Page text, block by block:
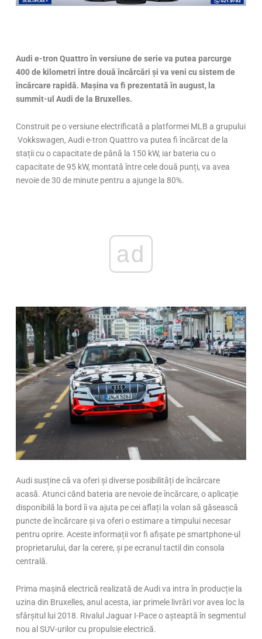
Audi e-tron Quattroîn versiune de serie va putea parcurge
400 de kilometri între două încărcări și va veni cu sistem de
încărcare rapidă. Mașina va fi prezentată în august, la
summit-ul Audi de la Bruxelles.
Construit pe o versiune electrificată a platformei MLB a grupului
Vokkswagen, Audi e-tron Quattro va putea fi încărcat de la
stații cu o capacitate de până la 150 kW, iar bateria cu o
capacitate de 95 kW, montată între cele două punți, va avea
nevoie de 30 de minute pentru a ajunge la 80%.
ad
Audi susține că va oferi și diverse posibilități de încărcare
acasă. Atunci când bateria are nevoie de încărcare, o aplicație
disponibilă la bord îi va ajuta pe cei aflați la volan să găsească
puncte de încărcare și va oferi o estimare a timpului necesar
pentru oprire. Aceste informații vor fi afișate pe smartphone-ul
proprietarului, dar la cerere, și pe ecranul tactil din consola
centrală.
Prima mașină electrică realizată de Audi va intra în producție la
uzina din Bruxelles, anul acesta, iar primele livrări vor avea loc la
sfârșitul lui 2018. Rivalul Jaguar I-Pace o așteaptă în segmentul
nou al SUV-urilor cu propulsie electrică.